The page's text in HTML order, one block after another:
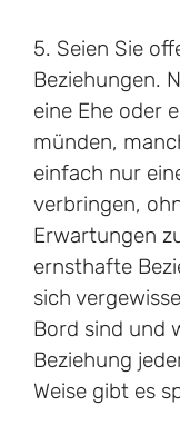
5. Seien Sie
Beziehungen.
eine Ehe oder
münden,
einfach nur
verbringen,
Erwartungen
ernsthafte
sich
Bord sind und
Beziehung
Weise gibt es